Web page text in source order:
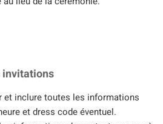
invitations
inclure toutes les informations
et dress code éventuel.